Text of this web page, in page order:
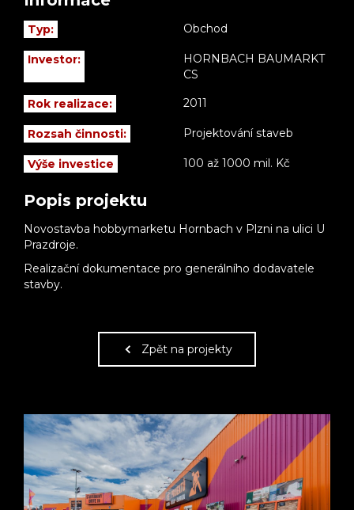
Popis projektu
Novostavba hobbymarketu Hornbach v Plzni na ulici U
Prazdroje.
Realizační dokumentace pro generálního dodavatele
stavby.
Typ: Obchod
Investor:
HORNBACH BAUMARKT
CS
Rok realizace: 2011
Rozsah činnosti: Projektování staveb
Výše investice 100 až 1000 mil. Kč
Zpět na projekty